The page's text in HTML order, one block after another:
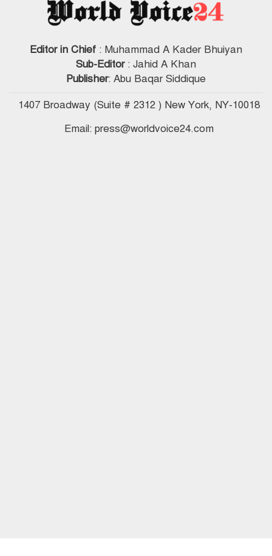
Editor in Chief : Muhammad A Kader Bhuiyan
Sub-Editor: Jahid A Khan
Publisher: Abu Baqar Siddique
1407 Broadway (Suite # 2312 ) New York, NY-10018
Email: press@worldvoice24.com